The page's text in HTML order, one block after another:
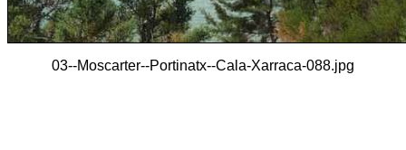
03--Moscarter--Portinatx--Cala-Xarraca-088.jpg